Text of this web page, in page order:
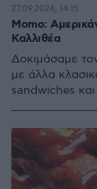
Momo:
Καλλιθέα
Δοκιμάσαμε
με άλλα
sandwiches
27.09.2024, 14:15